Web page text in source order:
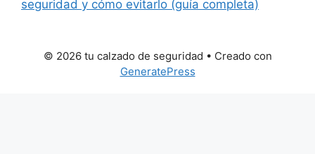
seguridad y cómo evitarlo (guía completa)
© 2026 tu calzado de seguridad • Creado con
GeneratePress